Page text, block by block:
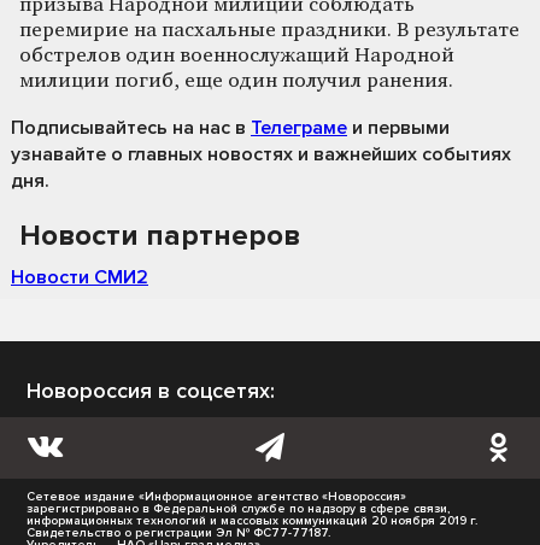
призыва Народной милиции соблюдать
перемирие на пасхальные праздники. В результате
обстрелов один военнослужащий Народной
милиции погиб, еще один получил ранения.
Подписывайтесь на нас в Телеграме и первыми
узнавайте о главных новостях и важнейших событиях
дня.
Новости партнеров
Новости СМИ2
Новороссия в соцсетях:
Сетевое издание «Информационное агентство «Новороссия»
зарегистрировано в Федеральной службе по надзору в сфере связи,
информационных технологий и массовых коммуникаций 20 ноября 2019 г.
Свидетельство о регистрации Эл № ФС77-77187.